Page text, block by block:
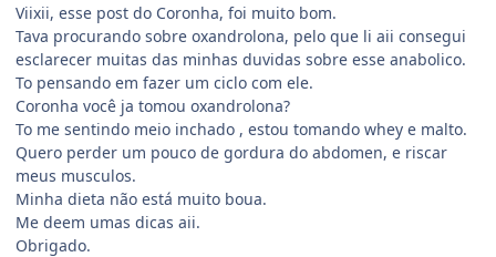
Viixii, esse post do Coronha, foi muito bom.
Tava procurando sobre oxandrolona, pelo que li aii consegui
esclarecer muitas das minhas duvidas sobre esse anabolico.
To pensando em fazer um ciclo com ele.
Coronha você ja tomou oxandrolona?
To me sentindo meio inchado , estou tomando whey e malto.
Quero perder um pouco de gordura do abdomen, e riscar
meus musculos.
Minha dieta não está muito boua.
Me deem umas dicas aii.
Obrigado.